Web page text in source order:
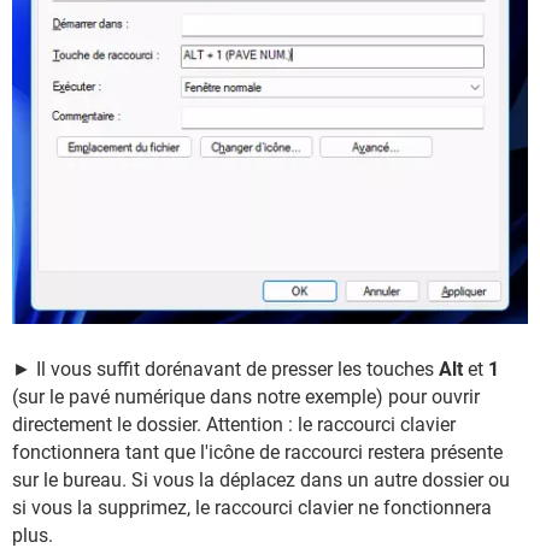
► Il vous suffit dorénavant de presser les touches Alt et 1
(sur le pavé numérique dans notre exemple) pour ouvrir
directement le dossier. Attention : le raccourci clavier
fonctionnera tant que l'icône de raccourci restera présente
sur le bureau. Si vous la déplacez dans un autre dossier ou
si vous la supprimez, le raccourci clavier ne fonctionnera
plus.